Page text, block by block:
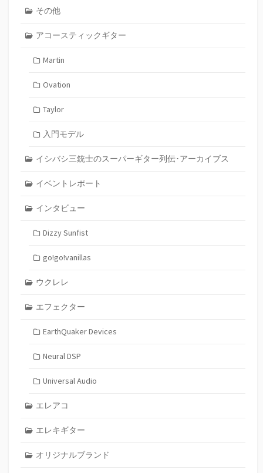
その他
アコースティックギター
Martin
Ovation
Taylor
入門モデル
イシバシ三銃士のスーパーギター列伝･アーカイブス
イベントレポート
インタビュー
Dizzy Sunfist
go!go!vanillas
ウクレレ
エフェクター
EarthQuaker Devices
Neural DSP
Universal Audio
エレアコ
エレキギター
オリジナルブランド